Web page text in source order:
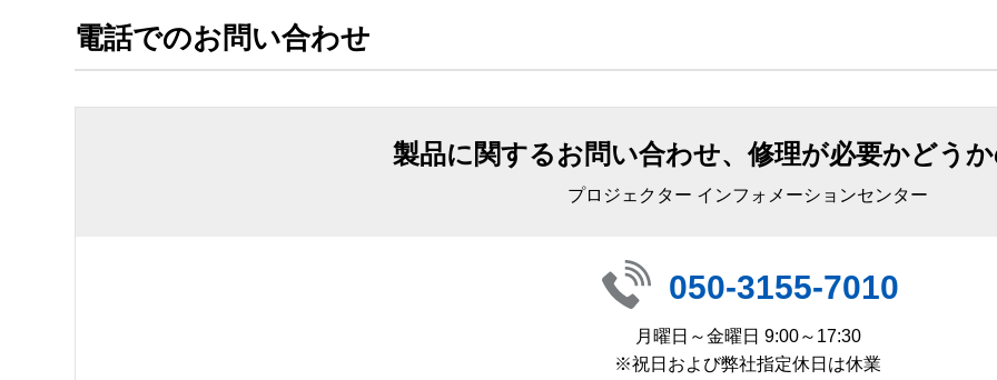
電話でのお問い合わせ
製品に関するお問い合わせ、修理が必要かどう
プロジェクター インフォメーションセンター
050-3155-7010
月曜日～金曜日 9:00～17:30
※祝日および弊社指定休日は休業